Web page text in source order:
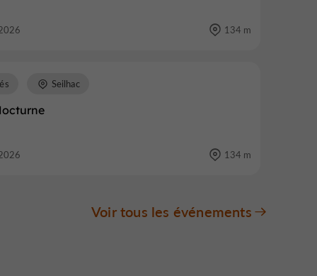
134 m
Seilhac
134 m
Voir tous les événements